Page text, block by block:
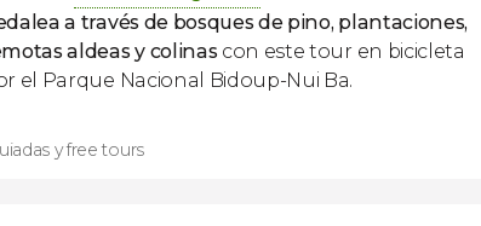
a través de bosques de pino, plantaciones,
aldeas y colinascon este tour en bicicleta
el Parque Nacional Bidoup-Nui Ba.
y free tours